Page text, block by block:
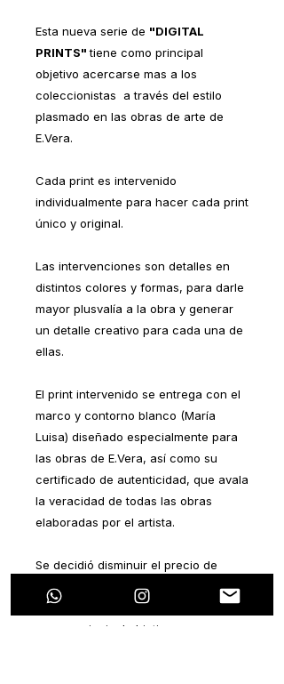
Esta nueva serie de "DIGITAL
PRINTS"tiene como principal
objetivo acercarse mas a los
coleccionistas a través del estilo
plasmado en las obras de arte de
E.Vera.
Cada print es intervenido
individualmente para hacer cada print
único y original.
Las intervenciones son detalles en
distintos colores y formas, para darle
mayor plusvalía a la obra y generar
un detalle creativo para cada una de
ellas.
El print intervenido se entrega con el
marco y contorno blanco (María
Luisa) diseñado especialmente para
las obras de E.Vera, así como su
certificado de autenticidad, que avala
la veracidad de todas las obras
elaboradas por el artista.
Se decidió disminuir el precio de
manera considerable por ser una
serie de lanzamiento, y sobre todo,
que su principal objetivo es generar